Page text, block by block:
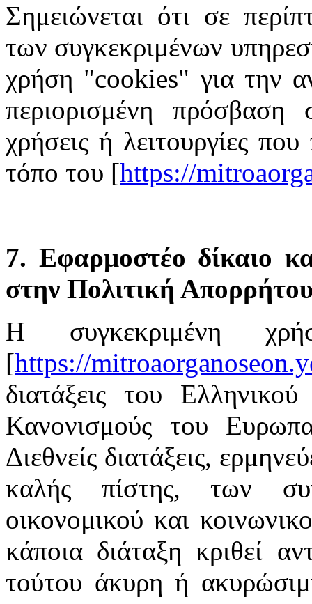
Σημειώνεται ότι σε
των συγκεκριμένων
χρήση "cookies" για την
περιορισμένη πρόσβαση
χρήσεις ή λειτουργίες
τόπο του [https://
7. Εφαρμοστέο δίκαιο
στην Πολιτική
Η συγκεκριμένη
[https://
διατάξεις του
Κανονισμούς του
Διεθνείς διατάξεις,
καλής πίστης, των
οικονομικού και
κάποια διάταξη κριθεί
τούτου άκυρη ή